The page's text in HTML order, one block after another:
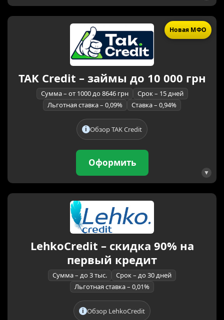
Новая МФО
TAK Credit – займы до 10 000 грн
Сумма – от 1000 до 8646 грн
Срок – 15 дней
Льготная ставка – 0,09%
Ставка – 0,94%
Обзор TAK Credit
Оформить
LehkoCredit – скидка 90% на
первый кредит
Сумма – до 3 тыс.
Срок – до 30 дней
Льготная ставка – 0,01%
Обзор LehkoCredit